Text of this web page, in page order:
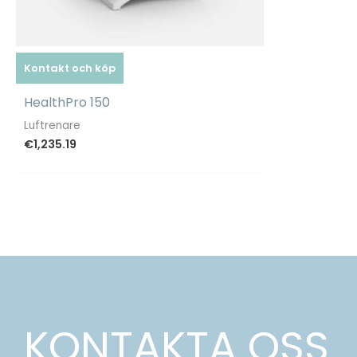
Kontakt och köp
HealthPro 150
Luftrenare
€1,235.19